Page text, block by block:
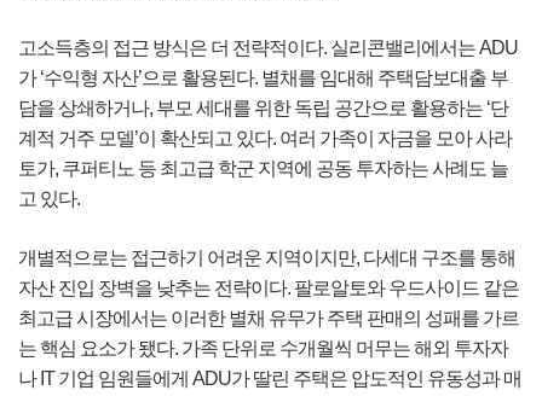
고소득층의 접근 방식은 더 전략적이다. 실리콘밸리에서는 ADU
가 ‘수익형 자산’으로 활용된다. 별채를 임대해 주택담보대출 부
담을 상쇄하거나, 부모 세대를 위한 독립 공간으로 활용하는 ‘단
계적 거주 모델’이 확산되고 있다. 여러 가족이 자금을 모아 사라
토가, 쿠퍼티노 등 최고급 학군 지역에 공동 투자하는 사례도 늘
고 있다.
개별적으로는 접근하기 어려운 지역이지만, 다세대 구조를 통해
자산 진입 장벽을 낮추는 전략이다. 팔로알토와 우드사이드 같은
최고급 시장에서는 이러한 별채 유무가 주택 판매의 성패를 가르
는 핵심 요소가 됐다. 가족 단위로 수개월씩 머무는 해외 투자자
나 IT 기업 임원들에게 ADU가 딸린 주택은 압도적인 유동성과 매